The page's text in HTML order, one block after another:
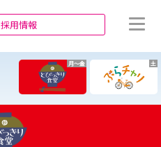
採用情報
月～金 土